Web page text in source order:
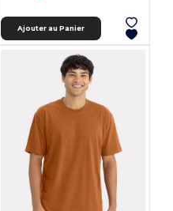
Ajouter au Panier